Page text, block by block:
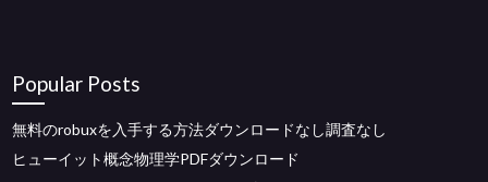
Popular Posts
無料のrobuxを入手する方法ダウンロードなし調査なし
ヒューイット概念物理学PDFダウンロード